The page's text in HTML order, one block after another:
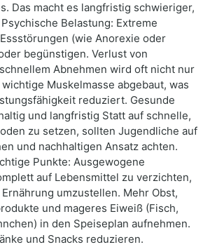
Das macht es langfristig schwieriger,
Belastung: Extreme
(wie Anorexie oder
begünstigen. Verlust von
Abnehmen wird oft nicht nur
Muskelmasse abgebaut, was
reduziert. Gesunde
und langfristig Statt auf schnelle,
zu setzen, sollten Jugendliche auf
und nachhaltigen Ansatz achten.
Punkte: Ausgewogene
auf Lebensmittel zu verzichten,
umzustellen. Mehr Obst,
und mageres Eiweiß (Fisch,
in den Speiseplan aufnehmen.
und Snacks reduzieren.